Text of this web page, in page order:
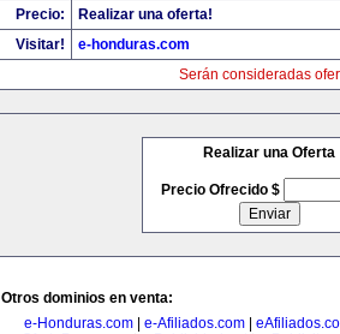
Precio:
Realizar una oferta!
Visitar!
e-honduras.com
Serán consideradas
Realizar una Oferta
Precio Ofrecido $
Otros dominios en venta:
e-Honduras.com| e-Afiliados.com|